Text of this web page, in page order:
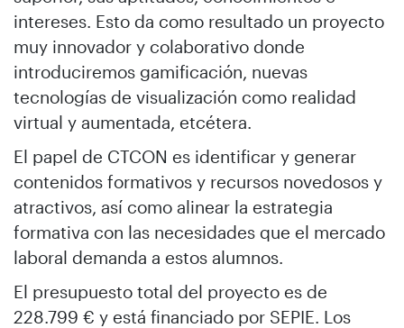
intereses. Esto da como resultado un proyecto
muy innovador y colaborativo donde
introduciremos gamificación, nuevas
tecnologías de visualización como realidad
virtual y aumentada, etcétera.
El papel de CTCON es identificar y generar
contenidos formativos y recursos novedosos y
atractivos, así como alinear la estrategia
formativa con las necesidades que el mercado
laboral demanda a estos alumnos.
El presupuesto total del proyecto es de
228.799 € y está financiado por SEPIE. Los